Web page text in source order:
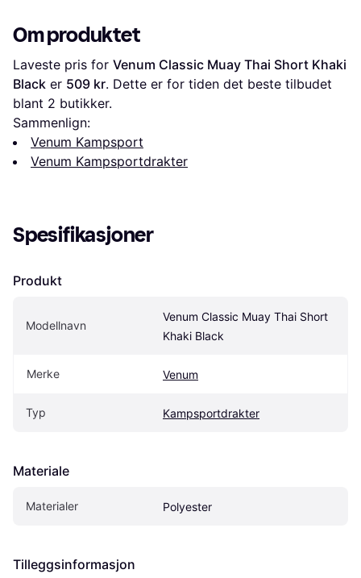
Om produktet
Laveste pris for Venum Classic Muay Thai Short Khaki
Black er 509 kr. Dette er for tiden det beste tilbudet
blant 2 butikker.
Sammenlign:
Venum Kampsport
Venum Kampsportdrakter
Spesifikasjoner
Produkt
Modellnavn
Venum Classic Muay Thai Short
Khaki Black
Merke Venum
Typ Kampsportdrakter
Materiale
Materialer Polyester
Tilleggsinformasjon